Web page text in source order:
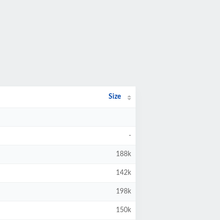
Size
-
188k
142k
198k
150k